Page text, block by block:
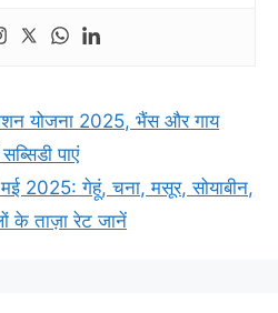
योजना 2025, भैंस और गाय
पाएं
मई 2025: गेहूं, चना, मसूर, सोयाबीन,
के ताज़ा रेट जानें